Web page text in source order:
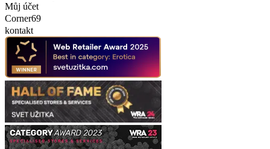
Můj účet
Corner69
kontakt